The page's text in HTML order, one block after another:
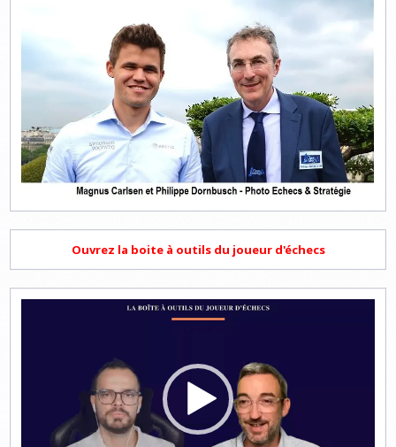
Ouvrez la boite à outils du joueur d'échecs